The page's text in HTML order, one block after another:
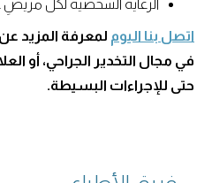
الرعاية الشخصية لكل مريضٍ
اتصل بنا اليوم لمعرفة المزيد عن
في مجال التخدير الجراحي، أو
حتى للإجراءات البسيطة.